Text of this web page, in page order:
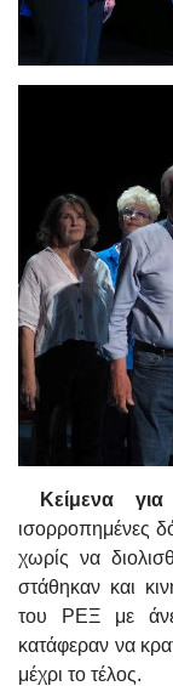
Κείμενα
ισορροπημένες
χωρίς να
στάθηκαν και
του ΡΕΞ με
κατάφεραν να
μέχρι το τέλος.